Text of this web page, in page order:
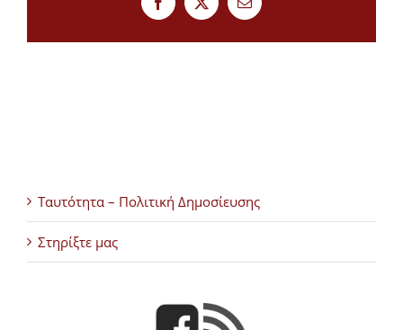
FacebookTwitterEmail
Ταυτότητα – Πολιτική Δημοσίευσης
Στηρίξτε μας